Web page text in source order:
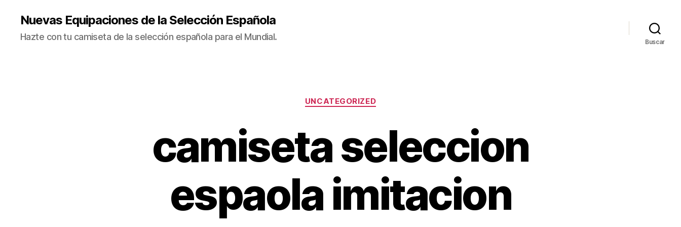
Nuevas Equipaciones de la Selección Española
Hazte con tu camiseta de la selección española para el Mundial. Buscar
Categorías
UNCATEGORIZED
camiseta seleccion
espaola imitacion